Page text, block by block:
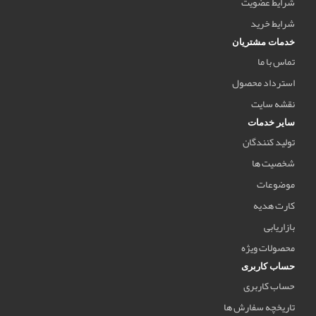
شرایط خرید
خدمات مشتریان
تماس با ما
استرداد محصول
نقشه سایت
سایر خدمات
تولید کنندگان
شخصیت ها
موضوعات
کارت هدیه
بازاریابی
محصولات ویژه
حساب کاربری
حساب کاربری
تاریخچه سفارش ها